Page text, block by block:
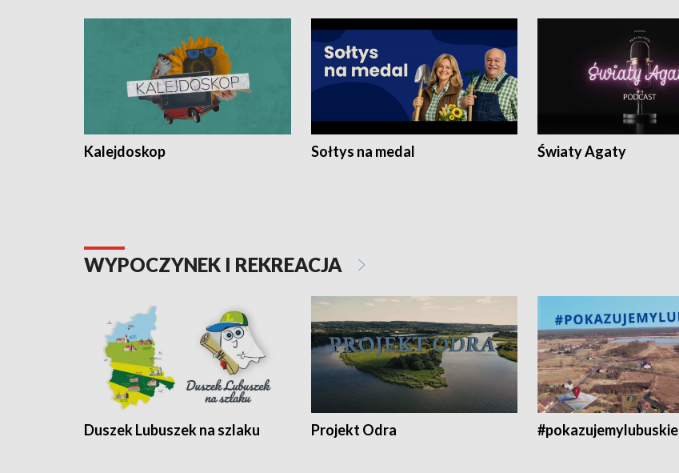
Kalejdoskop Sołtys na medal Światy Agaty
WYPOCZYNEK I REKREACJA
Duszek Lubuszek na szlaku Projekt Odra #pokazujemylubuskie